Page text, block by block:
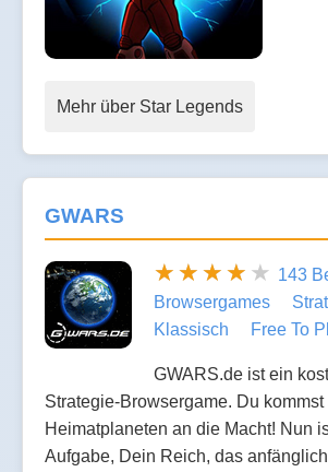
Mehr über Star Legends
GWARS
143
Browsergames
Klassisch
Free To
GWARS.de ist ein
Strategie-Browsergame. Du
Heimatplaneten an die Macht! Nun
Aufgabe, Dein Reich, das